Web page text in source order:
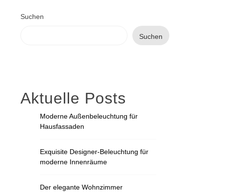
Suchen
Suchen
Aktuelle Posts
Moderne Außenbeleuchtung für
Hausfassaden
Exquisite Designer-Beleuchtung für
moderne Innenräume
Der elegante Wohnzimmer